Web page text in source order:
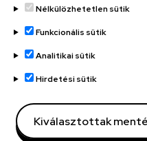
Adatvédelem
Adatvédelem
Régi oldal
Technikai információk
Nélkülözhetetlen sütik
Funkcionális sütik
Analitikai sütik
Hirdetési sütik
Kiválasztottak